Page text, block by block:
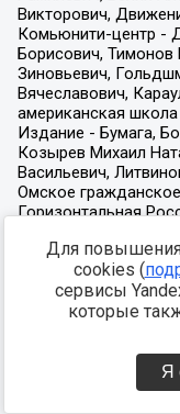
Для повышения
cookies (
сервисы
которые
Я